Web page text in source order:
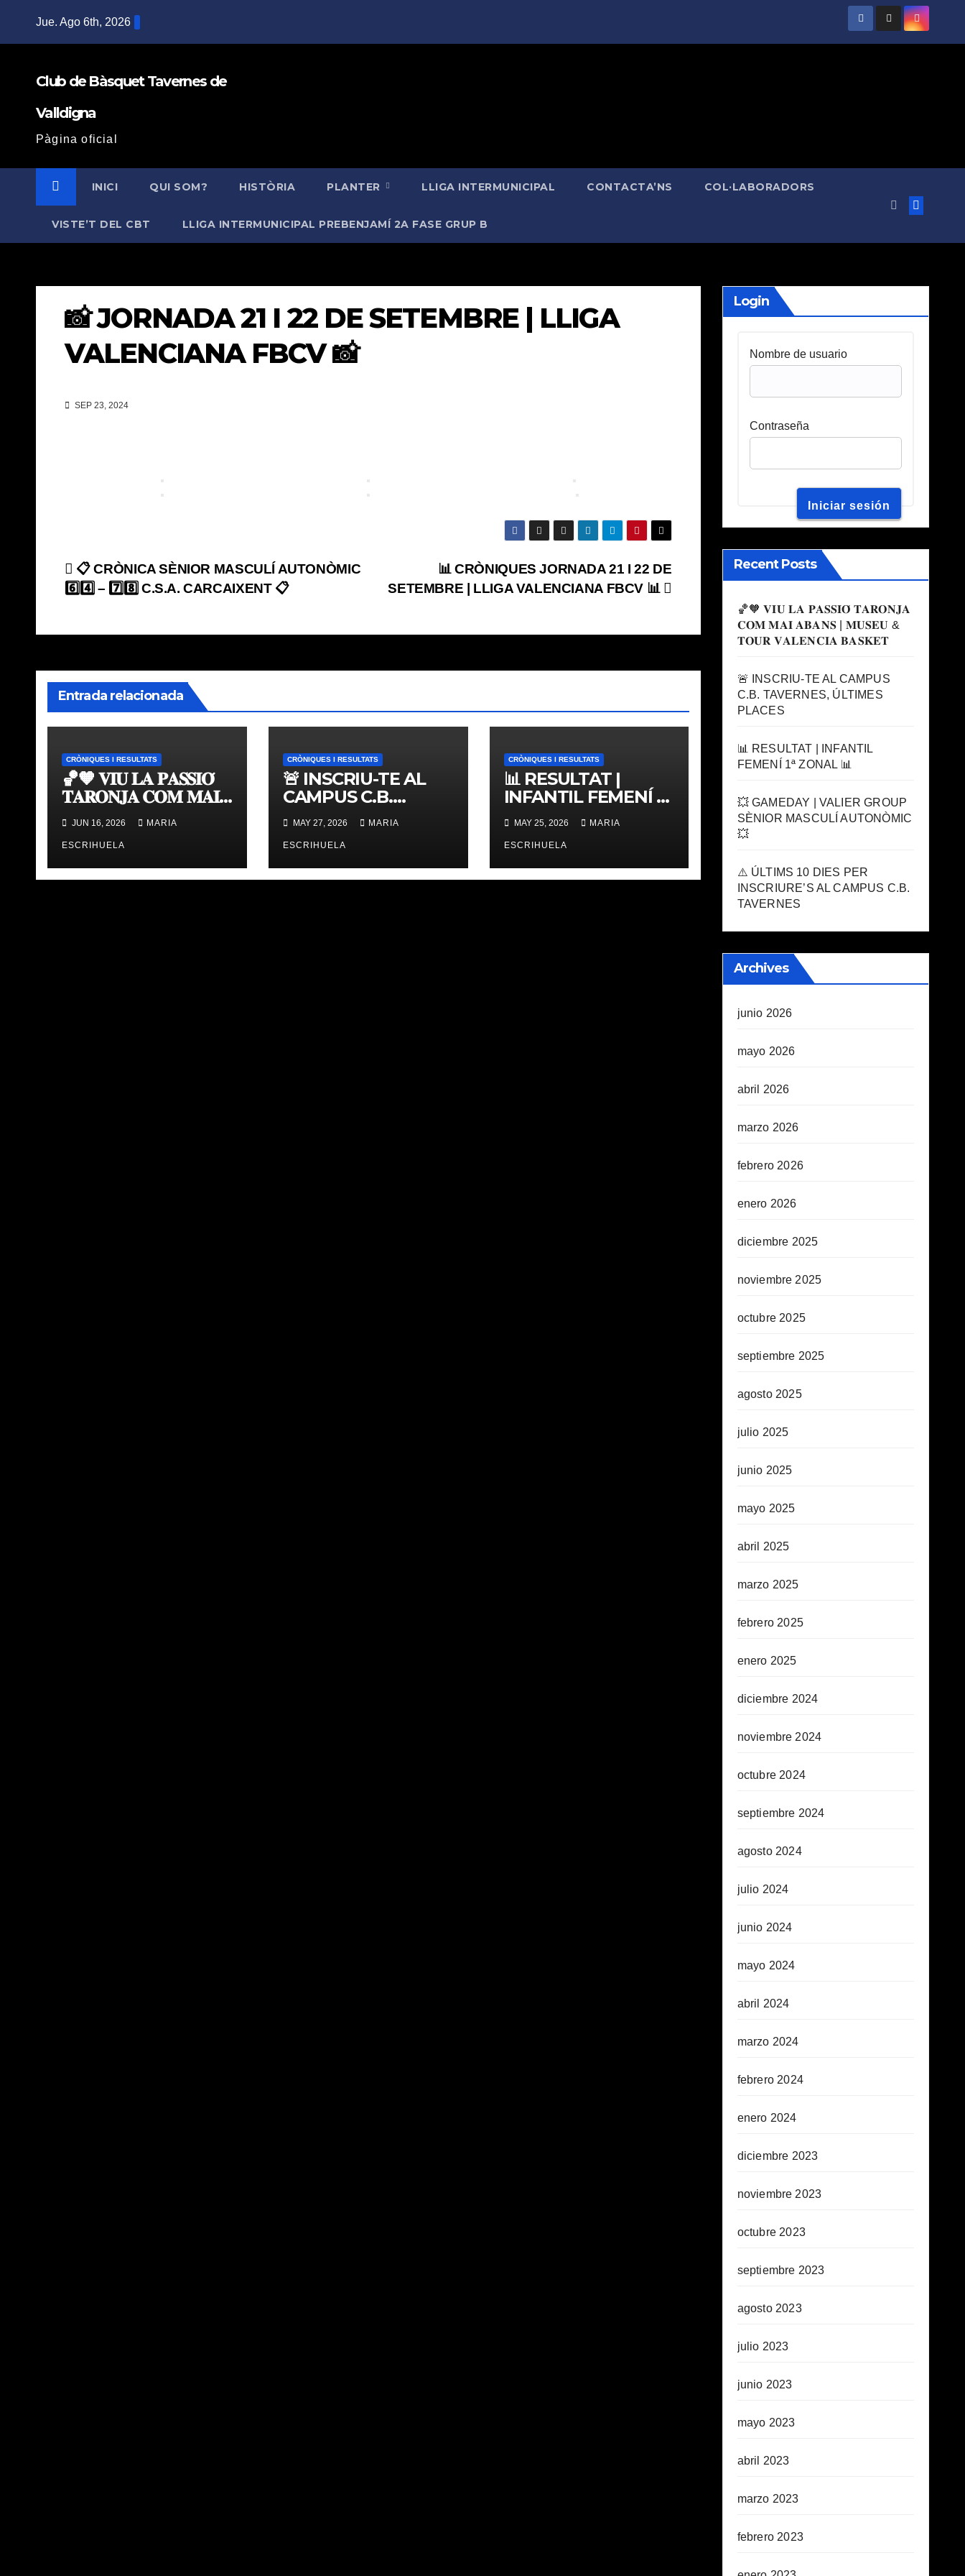
Jue. Ago 6th, 2026
Club de Bàsquet Tavernes de
Valldigna
Pàgina oficial
INICI QUI SOM? HISTÒRIA PLANTER LLIGA INTERMUNICIPAL CONTACTA’NS COL·LABORADORS
VISTE’T DEL CBT LLIGA INTERMUNICIPAL PREBENJAMÍ 2A FASE GRUP B
📸 JORNADA 21 I 22 DE SETEMBRE | LLIGA
VALENCIANA FBCV 📸
SEP 23, 2024
Navegación
de
entradas
📊 CRÒNIQUES JORNADA 21 I 22 DE
SETEMBRE | LLIGA VALENCIANA FBCV 📊
📋 CRÒNICA SÈNIOR MASCULÍ AUTONÒMIC
6️⃣4️⃣ – 7️⃣8️⃣ C.S.A. CARCAIXENT 📋
Entrada relacionada
CRÒNIQUES I RESULTATS
🏀🧡 𝐕𝐈𝐔 𝐋𝐀 𝐏𝐀𝐒𝐒𝐈𝐎́
𝐓𝐀𝐑𝐎𝐍𝐉𝐀 𝐂𝐎𝐌 𝐌𝐀𝐈
𝐀𝐁𝐀𝐍𝐒 | 𝐌𝐔𝐒𝐄𝐔 &
𝐓𝐎𝐔𝐑 𝐕𝐀𝐋𝐄𝐍𝐂𝐈𝐀
𝐁𝐀𝐒𝐊𝐄𝐓
JUN 16, 2026 MARIA
ESCRIHUELA
CRÒNIQUES I RESULTATS
🚨 INSCRIU-TE AL
CAMPUS C.B.
TAVERNES,
ÚLTIMES PLACES
MAY 27, 2026 MARIA
ESCRIHUELA
CRÒNIQUES I RESULTATS
📊 RESULTAT |
INFANTIL FEMENÍ 1ª
ZONAL 📊
MAY 25, 2026 MARIA
ESCRIHUELA
Login
Nombre de usuario
Contraseña
Recent Posts
🏀🧡 𝐕𝐈𝐔 𝐋𝐀 𝐏𝐀𝐒𝐒𝐈𝐎́ 𝐓𝐀𝐑𝐎𝐍𝐉𝐀
𝐂𝐎𝐌 𝐌𝐀𝐈 𝐀𝐁𝐀𝐍𝐒 | 𝐌𝐔𝐒𝐄𝐔 &
𝐓𝐎𝐔𝐑 𝐕𝐀𝐋𝐄𝐍𝐂𝐈𝐀 𝐁𝐀𝐒𝐊𝐄𝐓
🚨 INSCRIU-TE AL CAMPUS
C.B. TAVERNES, ÚLTIMES
PLACES
📊 RESULTAT | INFANTIL
FEMENÍ 1ª ZONAL 📊
💥 GAMEDAY | VALIER GROUP
SÈNIOR MASCULÍ AUTONÒMIC
💥
⚠️ ÚLTIMS 10 DIES PER
INSCRIURE’S AL CAMPUS C.B.
TAVERNES
Archives
junio 2026
mayo 2026
abril 2026
marzo 2026
febrero 2026
enero 2026
diciembre 2025
noviembre 2025
octubre 2025
septiembre 2025
agosto 2025
julio 2025
junio 2025
mayo 2025
abril 2025
marzo 2025
febrero 2025
enero 2025
diciembre 2024
noviembre 2024
octubre 2024
septiembre 2024
agosto 2024
julio 2024
junio 2024
mayo 2024
abril 2024
marzo 2024
febrero 2024
enero 2024
diciembre 2023
noviembre 2023
octubre 2023
septiembre 2023
agosto 2023
julio 2023
junio 2023
mayo 2023
abril 2023
marzo 2023
febrero 2023